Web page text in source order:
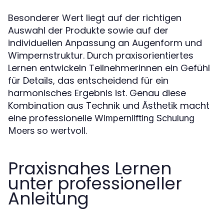
Besonderer Wert liegt auf der richtigen
Auswahl der Produkte sowie auf der
individuellen Anpassung an Augenform und
Wimpernstruktur. Durch praxisorientiertes
Lernen entwickeln Teilnehmerinnen ein Gefühl
für Details, das entscheidend für ein
harmonisches Ergebnis ist. Genau diese
Kombination aus Technik und Ästhetik macht
eine professionelle Wimpernlifting Schulung
Moers so wertvoll.
Praxisnahes Lernen
unter professioneller
Anleitung